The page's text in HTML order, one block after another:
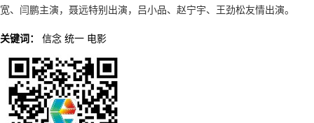
宽、闫鹏主演，聂远特别出演，吕小品、赵宁宇、王劲松友情出演。
关键词： 信念 统一 电影